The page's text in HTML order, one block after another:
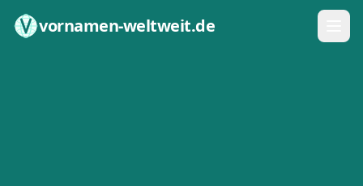
vornamen-weltweit.de